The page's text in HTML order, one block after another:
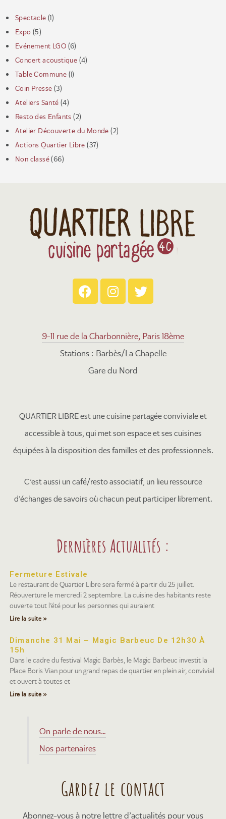
Spectacle (1)
Expo (5)
Evénement LGO (6)
Concert acoustique (4)
Table Commune (1)
Coin Presse (3)
Ateliers Santé (4)
Resto des Enfants (2)
Atelier Découverte du Monde (2)
Actions Quartier Libre (37)
Non classé(66)
9-11 rue de la Charbonnière, Paris 18ème
Stations : Barbès/La Chapelle
Gare du Nord
QUARTIER LIBRE est une cuisine partagée conviviale et
accessible à tous, qui met son espace et ses cuisines
équipées à la disposition des familles et des professionnels.
C’est aussi un café/resto associatif, un lieu ressource
d’échanges de savoirs où chacun peut participer librement.
Dernières Actualités :
Fermeture Estivale
Le restaurant de Quartier Libre sera fermé à partir du 25 juillet.
Réouverture le mercredi 2 septembre. La cuisine des habitants reste
ouverte tout l’été pour les personnes qui auraient
Lire la suite »
Dimanche 31 Mai – Magic Barbeuc De 12h30 À
15h
Dans le cadre du festival Magic Barbès, le Magic Barbeuc investit la
Place Boris Vian pour un grand repas de quartier en plein air, convivial
et ouvert à toutes et
Lire la suite »
On parle de nous…
Nos partenaires
Gardez le contact
Abonnez-vous à notre lettre d’actualités pour vous